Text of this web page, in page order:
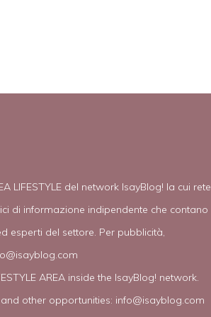
LIFESTYLE del network IsayBlog! la cui rete
di informazione indipendente che contano
esperti del settore. Per pubblicità,
AREA inside the IsayBlog! network.
other opportunities: info@isayblog.com